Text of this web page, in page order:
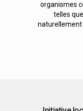
organismes
telles
naturellement